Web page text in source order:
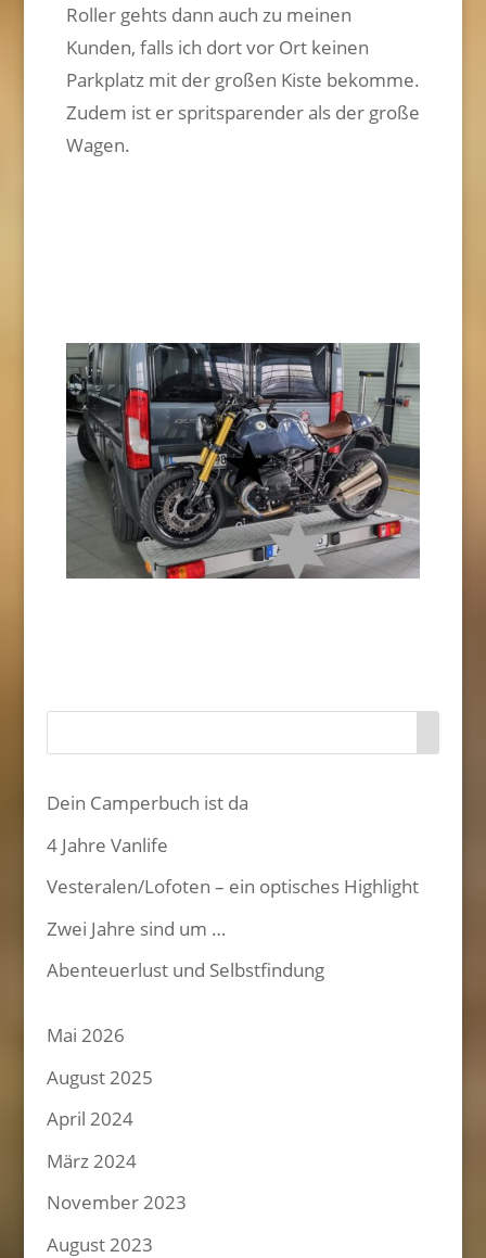
Roller gehts dann auch zu meinen
Kunden, falls ich dort vor Ort keinen
Parkplatz mit der großen Kiste bekomme.
Zudem ist er spritsparender als der große
Wagen.
Dein Camperbuch ist da
4 Jahre Vanlife
Vesteralen/Lofoten – ein optisches Highlight
Zwei Jahre sind um …
Abenteuerlust und Selbstfindung
Mai 2026
August 2025
April 2024
März 2024
November 2023
August 2023